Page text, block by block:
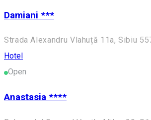
Damiani ***
Strada Alexandru Vlahuță 11a, Sibiu
Hotel
Open
Anastasia ****